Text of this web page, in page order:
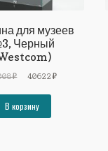
для музеев
Черный
₽
Первоначальная
44008₽.
40622₽Текущая
В корзину